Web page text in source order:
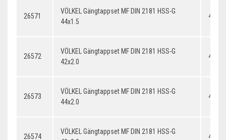
26571
VÖLKEL Gängtappset MF DIN 2181 HSS-G
44x1.5
26572
VÖLKEL Gängtappset MF DIN 2181 HSS-G
42x2.0
26573
VÖLKEL Gängtappset MF DIN 2181 HSS-G
44x2.0
26574
VÖLKEL Gängtappset MF DIN 2181 HSS-G